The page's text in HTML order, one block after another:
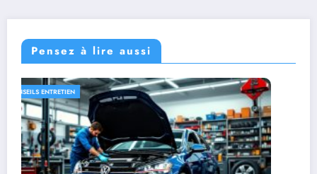
Pensez à lire aussi
CONSEILS ENTRETIEN